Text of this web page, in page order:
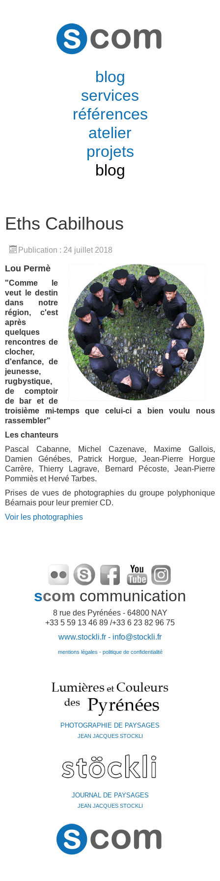
blog
services
références
atelier
projets
blog
Eths Cabilhous
Publication : 24 juillet 2018
Lou Permè
"Comme le
veut le destin
dans notre
région, c'est
après
quelques
rencontres de
clocher,
d'enfance, de
jeunesse,
rugbystique,
de comptoir
de bar et de
troisième mi-temps que celui-ci a bien voulu nous
rassembler"
Les chanteurs
Pascal Cabanne, Michel Cazenave, Maxime Gallois,
Damien Génébes, Patrick Horgue, Jean-Pierre Horgue
Carrère, Thierry Lagrave, Bernard Pécoste, Jean-Pierre
Pommiès et Hervé Tarbes.
Prises de vues de photographies du groupe polyphonique
Béarnais pour leur premier CD.
Voir les photographies
scom communication
8 rue des Pyrénées - 64800 NAY
+33 5 59 13 46 89 /+33 6 23 82 96 75
www.stockli.fr - info@stockli.fr
mentions légales - politique de confidentialité
PHOTOGRAPHIE DE PAYSAGES
JEAN JACQUES STOCKLI
JOURNAL DE PAYSAGES
JEAN JACQUES STOCKLI